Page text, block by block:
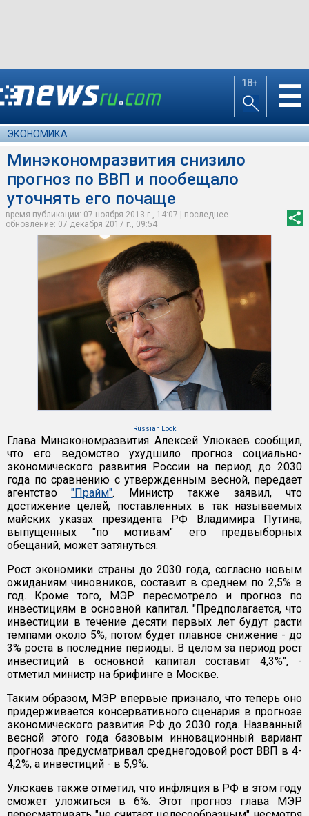
18+ ☰
ЭКОНОМИКА
Минэкономразвития снизило
прогноз по ВВП и пообещало
уточнять его почаще
время публикации: 07 ноября 2013 г., 14:07 | последнее
обновление: 07 декабря 2017 г., 09:54
Russian Look
Глава Минэкономразвития Алексей Улюкаев сообщил,
что его ведомство ухудшило прогноз социально-
экономического развития России на период до 2030
года по сравнению с утвержденным весной, передает
агентство"Прайм". Министр также заявил, что
достижение целей, поставленных в так называемых
майских указах президента РФ Владимира Путина,
выпущенных "по мотивам" его предвыборных
обещаний, может затянуться.
Рост экономики страны до 2030 года, согласно новым
ожиданиям чиновников, составит в среднем по 2,5% в
год. Кроме того, МЭР пересмотрело и прогноз по
инвестициям в основной капитал. "Предполагается, что
инвестиции в течение десяти первых лет будут расти
темпами около 5%, потом будет плавное снижение - до
3% роста в последние периоды. В целом за период рост
инвестиций в основной капитал составит 4,3%", -
отметил министр на брифинге в Москве.
Таким образом, МЭР впервые признало, что теперь оно
придерживается консервативного сценария в прогнозе
экономического развития РФ до 2030 года. Названный
весной этого года базовым инновационный вариант
прогноза предусматривал среднегодовой рост ВВП в 4-
4,2%, а инвестиций - в 5,9%.
Улюкаев также отметил, что инфляция в РФ в этом году
сможет уложиться в 6%. Этот прогноз глава МЭР